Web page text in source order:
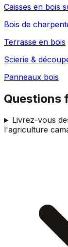
Caisses en bois
Bois de
Terrasse en bois
Scierie &
Panneaux bois
Questions
Livrez-vous
l'agriculture